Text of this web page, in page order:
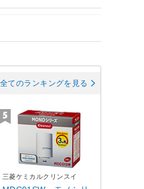
全てのランキングを見る
三菱ケミカルクリンスイ